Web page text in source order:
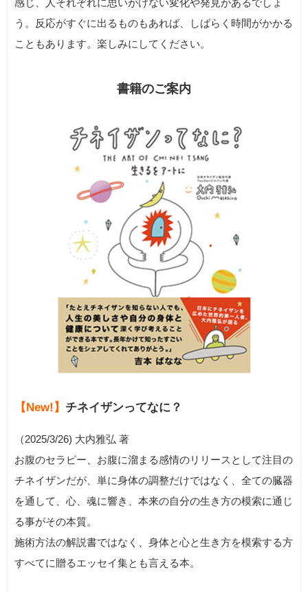
感じ、人それぞれに思いがけない変化や発見があるでしょ
う。反応がすぐに出るものもあれば、しばらく時間がかかる
こともあります。楽しみにしてください。
書籍のご案内
【New!】 チネイザンってなに？
（2025/3/26) 大内雅弘 著
お腹のセラピー、お腹に溜まる感情のリリースとして注目の
チネイザンだが、単に身体の調整だけではなく、全ての臓器
を通して、心、魂に響き、本来の自分の生き方の模索に通じ
る事がその本質。
施術方法の解説書ではなく、身体と心と生き方を模索する方
すべてに贈るエッセイ集とも言える本。